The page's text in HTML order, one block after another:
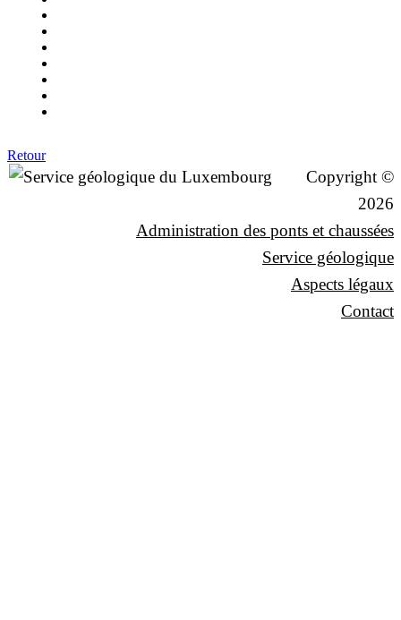
Retour
Copyright ©
2026
Administration des ponts et chaussées
Service géologique
Aspects légaux
Contact